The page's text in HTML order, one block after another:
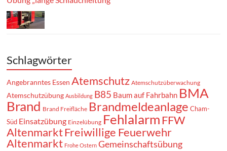
Schlagwörter
Angebranntes Essen Atemschutz Atemschutzüberwachung
Atemschutzübung Ausbildung B85 Baum auf Fahrbahn BMA
Brand Brand Freifläche Brandmeldeanlage Cham-
Süd Einsatzübung Einzelübung Fehlalarm FFW
AltenmarktFreiwillige Feuerwehr
Altenmarkt Frohe Ostern Gemeinschaftsübung